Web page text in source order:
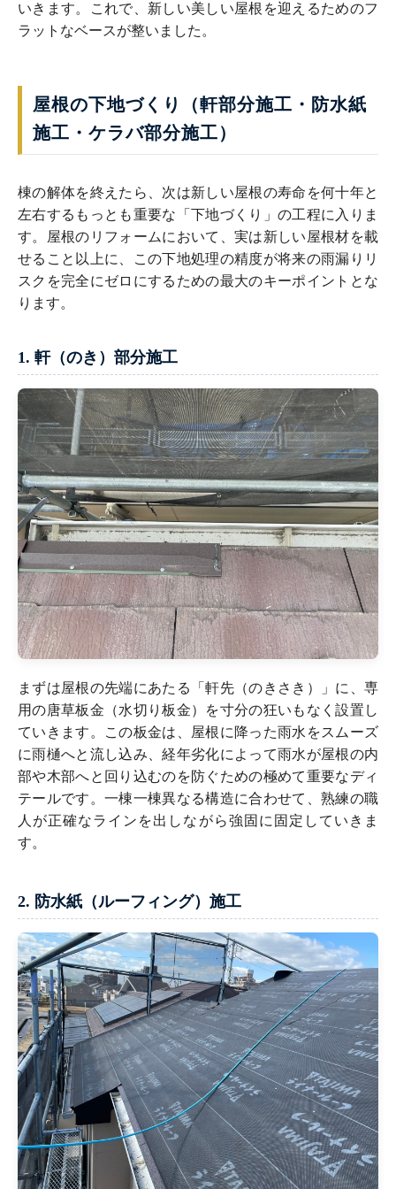
いきます。これで、新しい美しい屋根を迎えるためのフ
ラットなベースが整いました。
屋根の下地づくり（軒部分施工・防水紙
施工・ケラバ部分施工）
棟の解体を終えたら、次は新しい屋根の寿命を何十年と
左右するもっとも重要な「下地づくり」の工程に入りま
す。屋根のリフォームにおいて、実は新しい屋根材を載
せること以上に、この下地処理の精度が将来の雨漏りリ
スクを完全にゼロにするための最大のキーポイントとな
ります。
1. 軒（のき）部分施工
まずは屋根の先端にあたる「軒先（のきさき）」に、専
用の唐草板金（水切り板金）を寸分の狂いもなく設置し
ていきます。この板金は、屋根に降った雨水をスムーズ
に雨樋へと流し込み、経年劣化によって雨水が屋根の内
部や木部へと回り込むのを防ぐための極めて重要なディ
テールです。一棟一棟異なる構造に合わせて、熟練の職
人が正確なラインを出しながら強固に固定していきま
す。
2. 防水紙（ルーフィング）施工